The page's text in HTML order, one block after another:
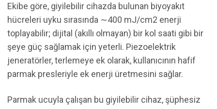
Ekibe göre, giyilebilir cihazda bulunan biyoyakıt
hücreleri uyku sırasında ∼400 mJ/cm2 enerji
toplayabilir; dijital (akıllı olmayan) bir kol saati gibi bir
şeye güç sağlamak için yeterli. Piezoelektrik
jeneratörler, terlemeye ek olarak, kullanıcının hafif
parmak presleriyle ek enerji üretmesini sağlar.
Parmak ucuyla çalışan bu giyilebilir cihaz, şüphesiz